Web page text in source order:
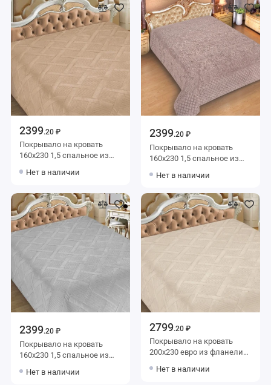
2399.20 ₽
Покрывало на кровать
160х230 1,5 спальное из
коричневое однотонное
Нет в наличии
2399.20 ₽
Покрывало на кровать
160х230 1,5 спальное из
Орнамент Marianna
Нет в наличии
2399.20 ₽
Покрывало на кровать
160х230 1,5 спальное из
однотонное Marianna
Нет в наличии
2799.20 ₽
Покрывало на кровать
200х230 евро из фланели
Marianna
Нет в наличии